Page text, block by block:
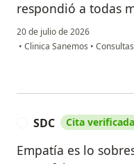
respondió a todas
20 de julio de 2026
• Clinica Sanemos •
SDC Cita verificada
Empatía es lo